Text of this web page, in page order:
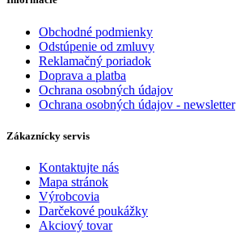
Obchodné podmienky
Odstúpenie od zmluvy
Reklamačný poriadok
Doprava a platba
Ochrana osobných údajov
Ochrana osobných údajov - newsletter
Zákaznícky servis
Kontaktujte nás
Mapa stránok
Výrobcovia
Darčekové poukážky
Akciový tovar